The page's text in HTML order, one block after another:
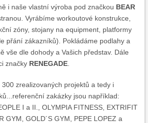
i naše vlastní výroba pod značkou BEAR
Vyrábíme workoutové konstrukce,
zóny, stojany na equipment, platformy
přání zákazníků). Pokládáme podlahy a
vše dle dohody a Vašich představ. Dále
značky RENEGADE
zrealizovaných projektů a tedy i
zakázky jsou například:
I a II., OLYMPIA FITNESS, EXTRIFIT
GYM, GOLD´S GYM, PEPE LOPEZ a